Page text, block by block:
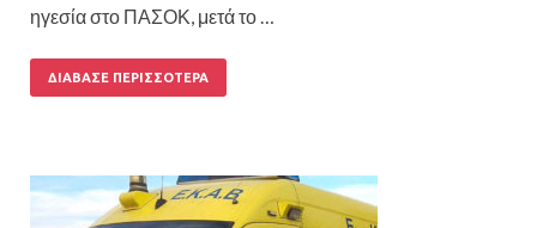
ηγεσία στο ΠΑΣΟΚ, μετά το …
ΔΙΆΒΑΣΕ ΠΕΡΙΣΣΌΤΕΡΑ